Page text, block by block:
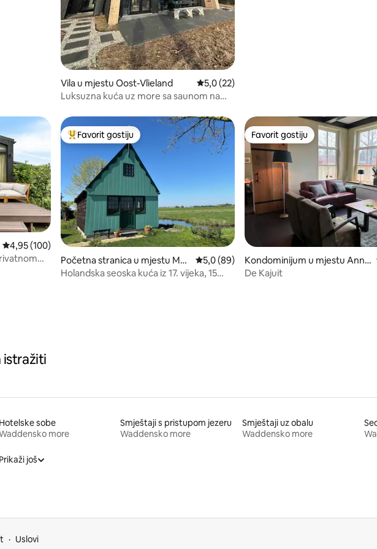
Vila u mjestu Oost-Vlieland prosječna ocjena 5,0 od 5, recenzija: 22
5,0 (22)
Luksuzna kuća uz more sa saunom na
prosječna ocjena 4,95 od 5, recenzija: 100
4,95 (100)
Glavni favorit gostiju
Favorit gostiju
Početna stranica u mjestu Mo
nnickendam
prosječna ocjena 5,0 od 5, recenzija: 89
5,0 (89)
Holandska seoska kuća iz 17. vijeka, 15
Favorit gostiju
Favorit gostiju
Kondominijum u mjestu Anne
rveenschekanaal
De Kajuit
Hotelske sobe
more
Smještaji s pristupom jezeru
Waddensko more
Smještaji uz obalu
Waddensko more
Prikaži još
Uslovi